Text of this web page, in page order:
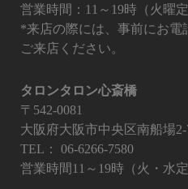
営業時間：11～19時（火曜
*来店の際には、事前にお電
ご来店ください。
タロンタロン心斎橋
〒542-0081
大阪府大阪市中央区南船場2-
TEL：
06-6266-7580
営業時間11～19時（火・水定